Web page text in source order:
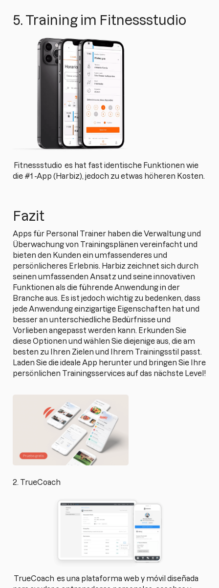
5. Training im Fitnessstudio
Fitnessstudio es hat fast identische Funktionen wie
die #1 -App (Harbiz), jedoch zu etwas höheren Kosten.
Fazit
Apps für Personal Trainer haben die Verwaltung und
Überwachung von Trainingsplänen vereinfacht und
bieten den Kunden ein umfassenderes und
persönlicheres Erlebnis. Harbiz zeichnet sich durch
seinen umfassenden Ansatz und seine innovativen
Funktionen als die führende Anwendung in der
Branche aus. Es ist jedoch wichtig zu bedenken, dass
jede Anwendung einzigartige Eigenschaften hat und
besser an unterschiedliche Bedürfnisse und
Vorlieben angepasst werden kann. Erkunden Sie
diese Optionen und wählen Sie diejenige aus, die am
besten zu Ihren Zielen und Ihrem Trainingsstil passt.
Laden Sie die ideale App herunter und bringen Sie Ihre
persönlichen Trainingsservices auf das nächste Level!
2. TrueCoach
TrueCoach es una plataforma web y móvil diseñada